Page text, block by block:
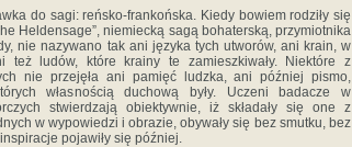
do sagi: reńsko-frankońska. Kiedy bowiem rodziły się
Heldensage”, niemiecką sagą bohaterską, przymiotnika
nie nazywano tak ani języka tych utworów, ani krain, w
też ludów, które krainy te zamieszkiwały. Niektóre z
nie przejęła ani pamięć ludzka, ani później pismo,
własnością duchową były. Uczeni badacze w
stwierdzają obiektywnie, iż składały się one z
w wypowiedzi i obrazie, obywały się bez smutku, bez
pojawiły się później.